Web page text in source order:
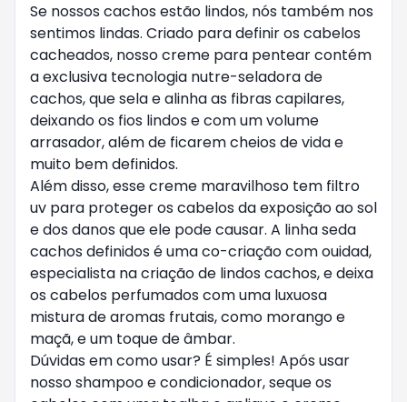
Se nossos cachos estão lindos, nós também nos
sentimos lindas. Criado para definir os cabelos
cacheados, nosso creme para pentear contém
a exclusiva tecnologia nutre-seladora de
cachos, que sela e alinha as fibras capilares,
deixando os fios lindos e com um volume
arrasador, além de ficarem cheios de vida e
muito bem definidos.
Além disso, esse creme maravilhoso tem filtro
uv para proteger os cabelos da exposição ao sol
e dos danos que ele pode causar. A linha seda
cachos definidos é uma co-criação com ouidad,
especialista na criação de lindos cachos, e deixa
os cabelos perfumados com uma luxuosa
mistura de aromas frutais, como morango e
maçã, e um toque de âmbar.
Dúvidas em como usar? É simples! Após usar
nosso shampoo e condicionador, seque os